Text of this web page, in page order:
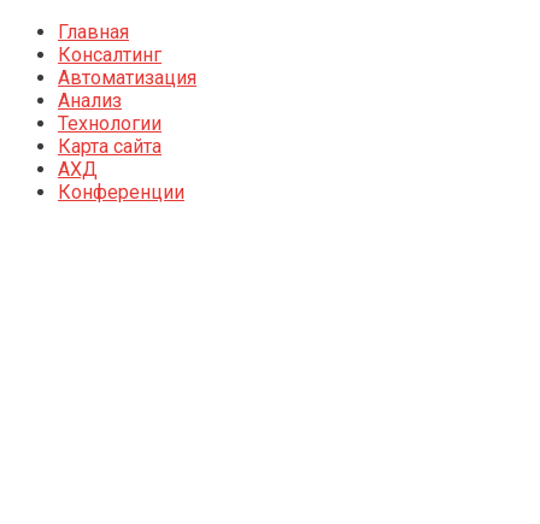
Главная
Консалтинг
Автоматизация
Анализ
Технологии
Карта сайта
АХД
Конференции